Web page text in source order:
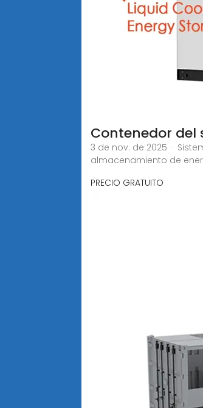
Contenedor
3 de nov. de 2025 ·
almacenamiento de
PRECIO GRATUITO